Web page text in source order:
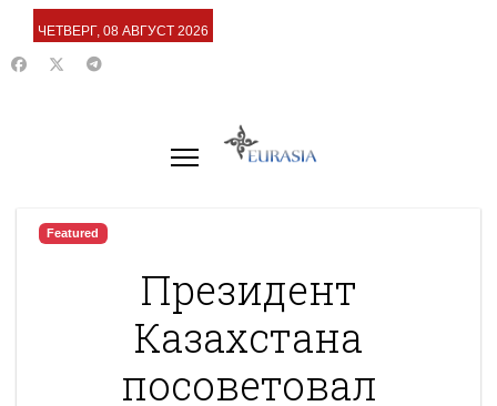
ЧЕТВЕРГ, 08 АВГУСТ 2026
Featured
Президент
Казахстана
посоветовал